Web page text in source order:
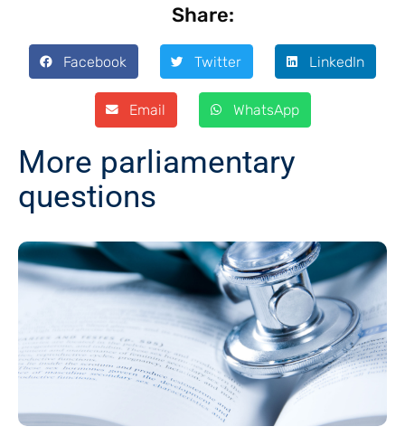
Share:
Facebook Twitter LinkedIn
Email WhatsApp
More parliamentary
questions